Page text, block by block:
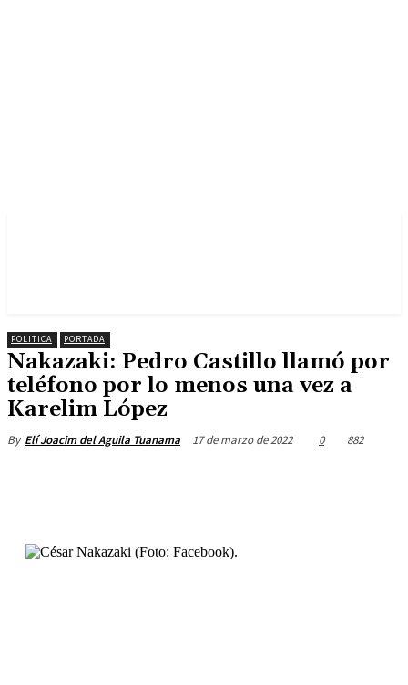
POLITICA PORTADA
Nakazaki: Pedro Castillo llamó por
teléfono por lo menos una vez a
Karelim López
By Elí Joacim del Aguila Tuanama 17 de marzo de 2022 0 882